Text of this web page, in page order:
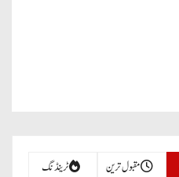
مقبول ترین ٹرینڈنگ